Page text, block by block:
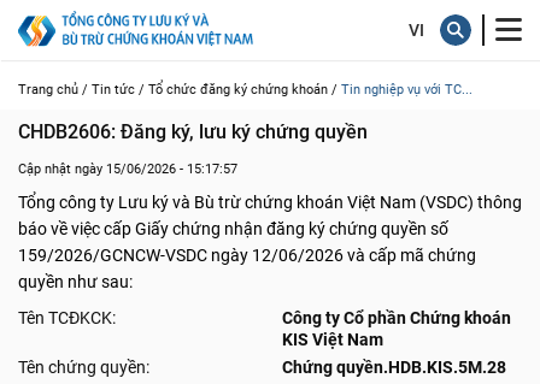
Trang chủ / Tin tức / Tổ chức đăng ký chứng khoán / Tin nghiệp vụ với TC...
CHDB2606: Đăng ký, lưu ký chứng quyền
Cập nhật ngày 15/06/2026 - 15:17:57
Tổng công ty Lưu ký và Bù trừ chứng khoán Việt Nam (VSDC) thông
báo về việc cấp Giấy chứng nhận đăng ký chứng quyền số
159/2026/GCNCW-VSDC ngày 12/06/2026 và cấp mã chứng
quyền như sau:
Tên TCĐKCK:
Công ty Cổ phần Chứng khoán
KIS Việt Nam
Tên chứng quyền:
Chứng quyền.HDB.KIS.5M.28